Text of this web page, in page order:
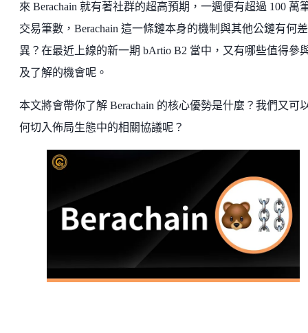
來 Berachain 就有著社群的超高預期，一週便有超過 100 萬
交易筆數，Berachain 這一條鏈本身的機制與其他公鏈有何差
異？在最近上線的新一期 bArtio B2 當中，又有哪些值得參
及了解的機會呢。
本文將會帶你了解 Berachain 的核心優勢是什麼？我們又可
何切入佈局生態中的相關協議呢？